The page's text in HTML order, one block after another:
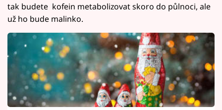
tak budete kofein metabolizovat skoro do půlnoci, ale
už ho bude malinko.